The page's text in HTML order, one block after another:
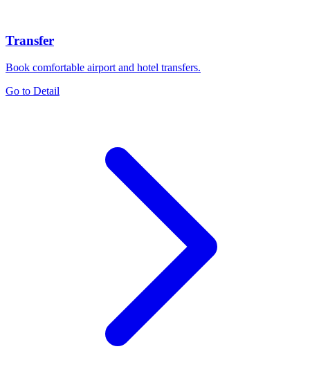
Transfer
Book comfortable airport and hotel transfers.
Go to Detail